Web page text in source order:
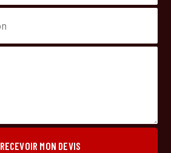
RECEVOIR MON DEVIS